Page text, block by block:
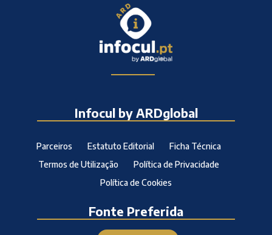
Infocul by ARDglobal
Parceiros Estatuto Editorial
Ficha Técnica
Termos de Utilização
Política de Privacidade
Política de Cookies
Fonte Preferida